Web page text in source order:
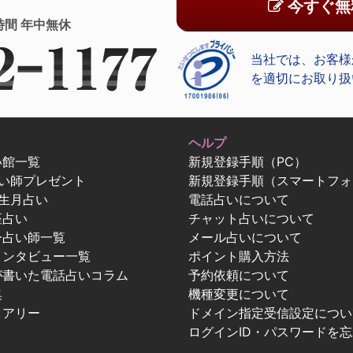
年中無休
今すぐ無
当社では、お客
を適切にお取り
一覧
師プレゼント
月占い
い
い師一覧
タビュー一覧
いた電話占いコラム
リー
ヘルプ
新規登録手順（PC）
新規登録手順（スマートフ
電話占いについて
チャット占いについて
メール占いについて
ポイント購入方法
予約依頼について
機種変更について
ドメイン指定受信設定につ
ログインID・パスワードを